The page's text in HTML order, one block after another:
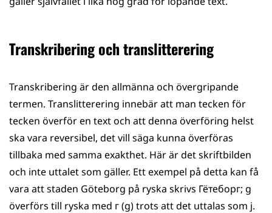
Transkribering och translitterering
Transkribering är den allmänna och övergripande
termen. Translitterering innebär att man tecken för
tecken överför en text och att denna överföring helst
ska vara reversibel, det vill säga kunna överföras
tillbaka med samma exakthet. Här är det skriftbilden
och inte uttalet som gäller. Ett exempel på detta kan få
vara att staden Göteborg på ryska skrivs Гётеборг; g
överförs till ryska med г (g) trots att det uttalas som j.